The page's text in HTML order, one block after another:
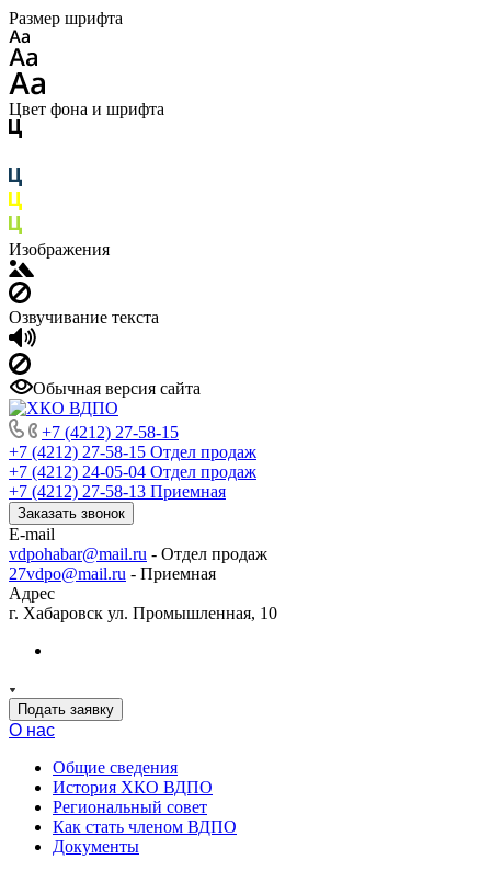
Размер шрифта
Цвет фона и шрифта
Изображения
Озвучивание текста
Обычная версия сайта
+7 (4212) 27-58-15
+7 (4212) 27-58-15 Отдел продаж
+7 (4212) 24-05-04 Отдел продаж
+7 (4212) 27-58-13 Приемная
Заказать звонок
E-mail
vdpohabar@mail.ru - Отдел продаж
27vdpo@mail.ru - Приемная
Адрес
г. Хабаровск ул. Промышленная, 10
Подать заявку
О нас
Общие сведения
История ХКО ВДПО
Региональный совет
Как стать членом ВДПО
Документы